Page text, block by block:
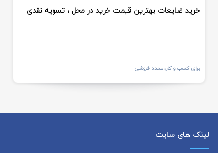
خرید ضایعات بهترین قیمت خرید در محل ، تسویه نقدی
برای کسب و کار، عمده فروشی
لینک های سایت